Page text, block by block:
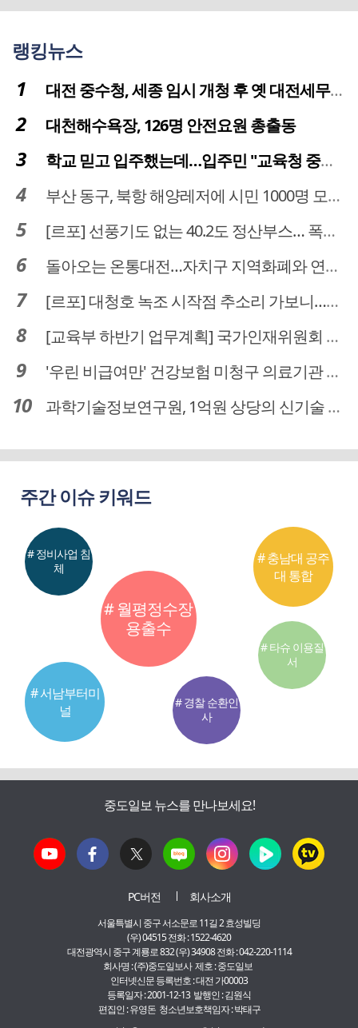
랭킹뉴스
대전 중수청, 세종 임시 개청 후 옛 대전세무서 부지로 이전 추진
대천해수욕장, 126명 안전요원 총출동
학교 믿고 입주했는데…입주민 "교육청 중재 나서라"
부산 동구, 북항 해양레저에 시민 1000명 모였다
[르포] 선풍기도 없는 40.2도 정산부스… 폭염 속 공영주차장 근로자
돌아오는 온통대전…자치구 지역화폐와 연계·통합 가능할까
[르포] 대청호 녹조 시작점 추소리 가보니…걷어내도 짙은 초록빛
[교육부 하반기 업무계획] 국가인재위원회 신설… 거점국립대 3곳 성장엔진·AI 분야 패키지 지원
'우린 비급여만' 건강보험 미청구 의료기관 대전 65곳 충남 31곳
과학기술정보연구원, 1억원 상당의 신기술 기업 이전 완료
주간 이슈 키워드
# 월평정수장
용출수
# 서남부터미
널
# 충남대 공주
대 통합
# 정비사업 침
체
# 경찰 순환인
사
# 타슈 이용질
서
중도일보 뉴스를 만나보세요!
PC버전 회사소개
서울특별시 중구 서소문로 11길 2 효성빌딩
(우) 04515 전화 : 1522-4620
대전광역시 중구 계룡로 832 (우) 34908 전화 : 042-220-1114
회사명 : (주)중도일보사 제호 : 중도일보
인터넷신문 등록번호 : 대전 가00003
등록일자 : 2001-12-13 발행인 : 김원식
편집인 : 유영돈 청소년보호책임자 : 박태구